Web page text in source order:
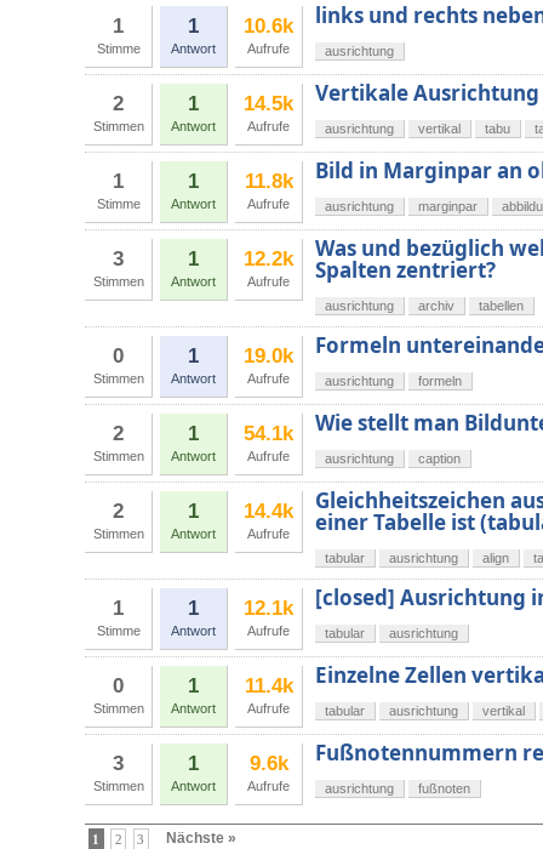
1
Stimme
1
Antwort
10.6k
Aufrufe
links und rechts
ausrichtung
2
Stimmen
1
Antwort
14.5k
Aufrufe
Vertikale Ausrichtung
ausrichtung vertikal tabu
1
Stimme
1
Antwort
11.8k
Aufrufe
Bild in Marginpar an
ausrichtung marginpar
3
Stimmen
1
Antwort
12.2k
Aufrufe
Was und bezüglich
Spalten zentriert?
ausrichtung archiv tabellen
0
Stimmen
1
Antwort
19.0k
Aufrufe
Formeln
ausrichtung formeln
2
Stimmen
1
Antwort
54.1k
Aufrufe
Wie stellt man
ausrichtung caption
2
Stimmen
1
Antwort
14.4k
Aufrufe
Gleichheitszeichen
einer Tabelle ist
tabular ausrichtung align
1
Stimme
1
Antwort
12.1k
Aufrufe
[closed] Ausrichtung
tabular ausrichtung
0
Stimmen
1
Antwort
11.4k
Aufrufe
Einzelne Zellen
tabular ausrichtung vertikal
3
Stimmen
1
Antwort
9.6k
Aufrufe
Fußnotennummern
ausrichtung fußnoten
1 2 3 Nächste »